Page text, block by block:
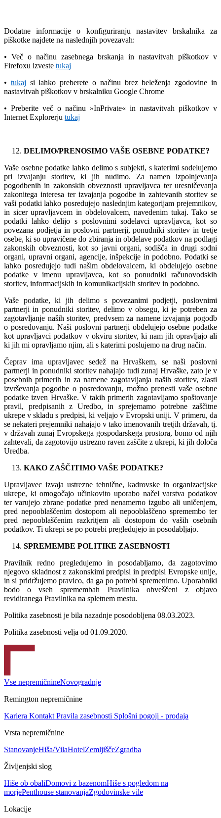
Dodatne informacije o konfiguriranju nastavitev brskalnika za
piškotke najdete na naslednjih povezavah:
• Več o načinu zasebnega brskanja in nastavitvah piškotkov v
Firefoxu izveste tukaj
• tukaj si lahko preberete o načinu brez beleženja zgodovine in
nastavitvah piškotkov v brskalniku Google Chrome
• Preberite več o načinu »InPrivate« in nastavitvah piškotkov v
Internet Explorerju tukaj
DELIMO/PRENOSIMO VAŠE OSEBNE PODATKE?
Vaše osebne podatke lahko delimo s subjekti, s katerimi sodelujemo
pri izvajanju storitev, ki jih nudimo. Za namen izpolnjevanja
pogodbenih in zakonskih obveznosti upravljavca ter uresničevanja
zakonitega interesa ter izvajanja pogodbe in zahtevanih storitev se
vaši podatki lahko posredujejo naslednjim kategorijam prejemnikov,
in sicer upravljavcem in obdelovalcem, navedenim tukaj. Tako se
podatki lahko delijo s poslovnimi sodelavci upravljavca, kot so
povezana podjetja in poslovni partnerji, ponudniki storitev in tretje
osebe, ki so upravičene do zbiranja in obdelave podatkov na podlagi
zakonskih obveznosti, kot so javni organi, sodišča in drugi sodni
organi, upravni organi, agencije, inšpekcije in podobno. Podatki se
lahko posredujejo tudi našim obdelovalcem, ki obdelujejo osebne
podatke v imenu upravljavca, kot so ponudniki računovodskih
storitev, informacijskih in komunikacijskih storitev in podobno.
Vaše podatke, ki jih delimo s povezanimi podjetji, poslovnimi
partnerji in ponudniki storitev, delimo v obsegu, ki je potreben za
zagotavljanje naših storitev, predvsem za namene izvajanja pogodb
o posredovanju. Naši poslovni partnerji obdelujejo osebne podatke
kot upravljavci podatkov v okviru storitev, ki nam jih opravljajo ali
ki jih mi opravljamo njim, ali s katerimi poslujemo na drug način.
Čeprav ima upravljavec sedež na Hrvaškem, se naši poslovni
partnerji in ponudniki storitev nahajajo tudi zunaj Hrvaške, zato je v
posebnih primerih in za namene zagotavljanja naših storitev, zlasti
izvrševanja pogodbe o posredovanju, možno prenesti vaše osebne
podatke izven Hrvaške. V takih primerih zagotavljamo spoštovanje
pravil, predpisanih z Uredbo, in sprejemamo potrebne zaščitne
ukrepe v skladu s predpisi, ki veljajo v Evropski uniji. V primeru, da
se nekateri prejemniki nahajajo v tako imenovanih tretjih državah, tj.
v državah zunaj Evropskega gospodarskega prostora, bomo od njih
zahtevali, da zagotovijo ustrezno raven zaščite z ukrepi, ki jih določa
Uredba.
KAKO ZAŠČITIMO VAŠE PODATKE?
Upravljavec izvaja ustrezne tehnične, kadrovske in organizacijske
ukrepe, ki omogočajo učinkovito uporabo načel varstva podatkov
ter varujejo zbrane podatke pred nenamerno izgubo ali uničenjem,
pred nepooblaščenim dostopom ali nepooblaščeno spremembo ter
pred nepooblaščenim razkritjem ali dostopom do vaših osebnih
podatkov. Ti ukrepi se po potrebi pregledujejo in posodabljajo.
SPREMEMBE POLITIKE ZASEBNOSTI
Pravilnik redno pregledujemo in posodabljamo, da zagotovimo
njegovo skladnost z zakonskimi predpisi in predpisi Evropske unije,
in si pridržujemo pravico, da ga po potrebi spremenimo. Uporabniki
bodo o vseh spremembah Pravilnika obveščeni z objavo
revidiranega Pravilnika na spletnem mestu.
Politika zasebnosti je bila nazadnje posodobljena 08.03.2023.
Politika zasebnosti velja od 01.09.2020.
Vse nepremičnineNovogradnje
Remington nepremičnine
Kariera Kontakt Pravila zasebnosti Splošni pogoji - prodaja
Vrsta nepremičnine
StanovanjeHiša/VilaHotelZemljiščeZgradba
Življenjski slog
Hiše ob obaliDomovi z bazenomHiše s pogledom na
morjePenthouse stanovanjaZgodovinske vile
Lokacije